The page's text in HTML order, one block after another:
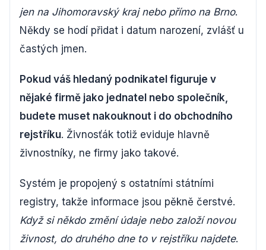
jen na Jihomoravský kraj nebo přímo na Brno.
Někdy se hodí přidat i datum narození, zvlášť u
častých jmen.
Pokud váš hledaný podnikatel figuruje v
nějaké firmě jako jednatel nebo společník,
budete muset nakouknout i do obchodního
rejstříku. Živnosťák totiž eviduje hlavně
živnostníky, ne firmy jako takové.
Systém je propojený s ostatními státními
registry, takže informace jsou pěkně čerstvé.
Když si někdo změní údaje nebo založí novou
živnost, do druhého dne to v rejstříku najdete.